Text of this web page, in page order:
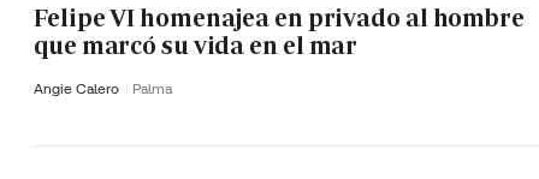
Felipe VI homenajea en privado al hombre
que marcó su vida en el mar
Angie Calero Palma